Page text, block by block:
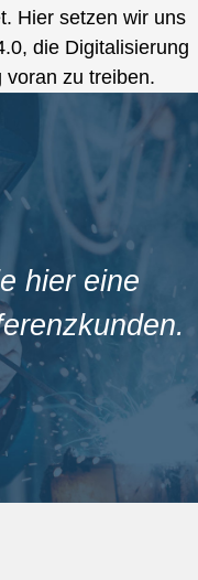
Hier setzen wir uns
die Digitalisierung
voran zu treiben.
hier eine